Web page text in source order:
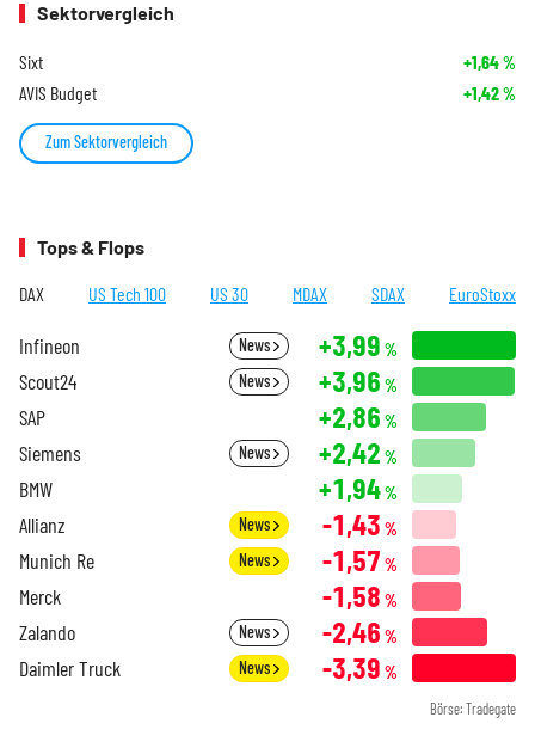
Sektorvergleich
Sixt +1,64%
AVIS Budget +1,42%
Zum Sektorvergleich
Tops & Flops
DAX US Tech 100 US 30 MDAX SDAX EuroStoxx
Infineon News +3,99 %
Scout24 News +3,96 %
SAP +2,86 %
Siemens News +2,42 %
BMW +1,94%
Allianz News -1,43 %
Munich Re News -1,57 %
Merck -1,58 %
Zalando News -2,46 %
Daimler Truck News -3,39 %
Börse: Tradegate